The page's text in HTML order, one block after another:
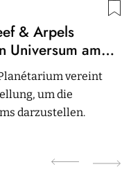
& Arpels
Universum am
vereint
um die
darzustellen.